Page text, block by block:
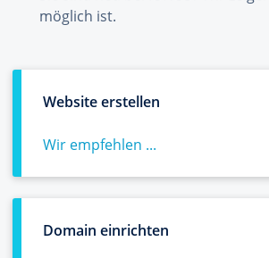
möglich ist.
Website erstellen
Wir empfehlen ...
Domain einrichten